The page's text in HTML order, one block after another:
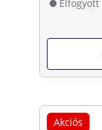
Elfogyott
Akciós